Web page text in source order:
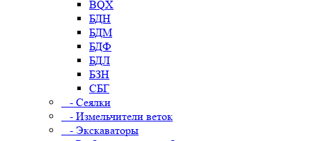
BQX
БДН
БДМ
БДФ
БДЛ
БЗН
СБГ
- Сеялки
- Измельчители веток
- Экскаваторы